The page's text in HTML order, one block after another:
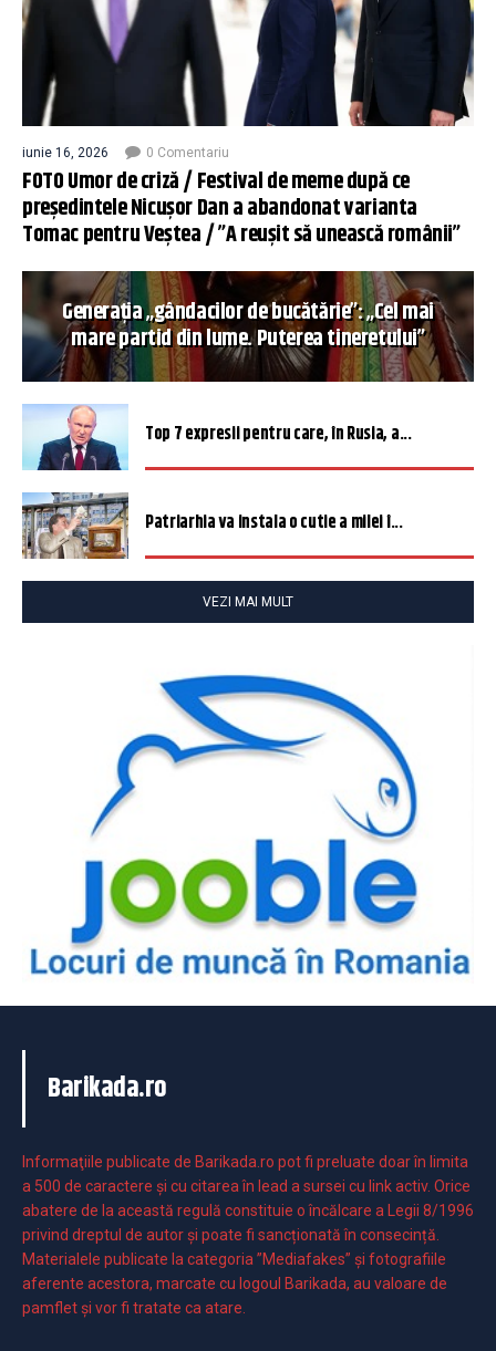
iunie 16, 2026 0 Comentariu
FOTO Umor de criză / Festival de meme după ce
președintele Nicușor Dan a abandonat varianta
Tomac pentru Veștea / ”A reușit să unească românii”
Generația „gândacilor de bucătărie”: „Cel mai
mare partid din lume. Puterea tineretului”
Top 7 expresii pentru care, în Rusia, a...
Patriarhia va instala o cutie a milei î...
VEZI MAI MULT
Barikada.ro
Informaţiile publicate de Barikada.ro pot fi preluate doar în limita
a 500 de caractere şi cu citarea în lead a sursei cu link activ. Orice
abatere de la această regulă constituie o încălcare a Legii 8/1996
privind dreptul de autor și poate fi sancționată în consecință.
Materialele publicate la categoria ”Mediafakes” și fotografiile
aferente acestora, marcate cu logoul Barikada, au valoare de
pamflet și vor fi tratate ca atare.